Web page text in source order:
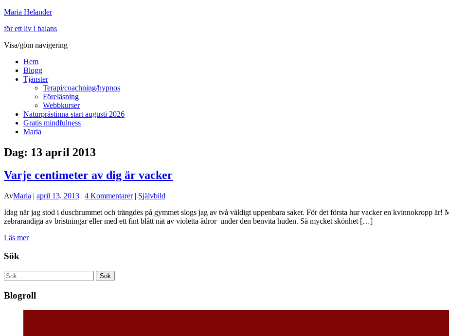
Maria Helander
för ett liv i balans
Visa/göm navigering
Hem
Blogg
Tjänster
Terapi/coachning/hypnos
Föreläsning
Webbkurser
Naturprästinna start augusti 2026
Gratis mindfulness
Maria
Dag: 13 april 2013
Varje centimeter av dig är vacker
AvMaria | april 13, 2013 | 4 Kommentarer| Självbild
Idag när jag stod i duschrummet och trängdes på gymmet slogs jag av två väldigt uppenbara saker. För det första hur vacker en kvinnokropp
zebrarandiga av bristningar eller med ett fint blått nät av violetta ådror under den benvita huden. Så mycket skönhet […]
Läs mer
Sök
Sök
efter:
Blogroll